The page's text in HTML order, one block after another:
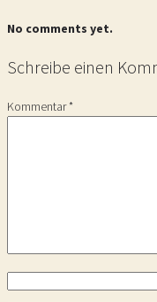
No comments yet.
Schreibe einen
Kommentar*